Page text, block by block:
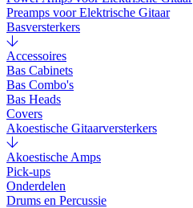
Preamps voor Elektrische Gitaar
Basversterkers
Accessoires
Bas Cabinets
Bas Combo's
Bas Heads
Covers
Akoestische Gitaarversterkers
Akoestische Amps
Pick-ups
Onderdelen
Drums en Percussie